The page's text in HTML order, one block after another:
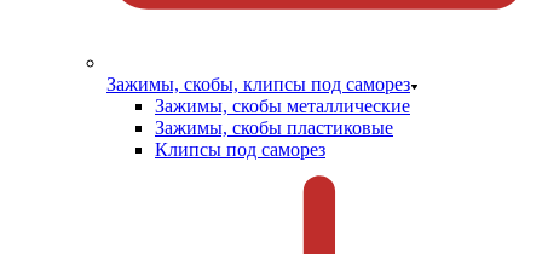
Зажимы, скобы, клипсы под саморез
Зажимы, скобы металлические
Зажимы, скобы пластиковые
Клипсы под саморез